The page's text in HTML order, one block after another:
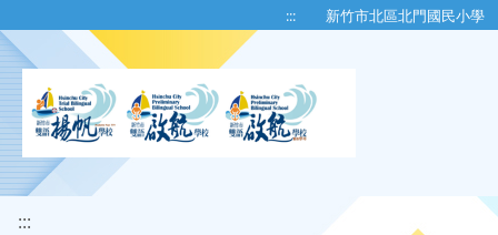
::: 新竹市北區北門國民小學
:::